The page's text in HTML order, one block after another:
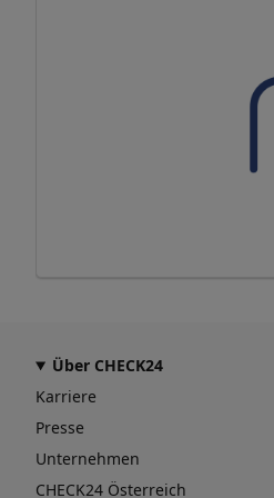
Über CHECK24
Karriere
Presse
Unternehmen
CHECK24 Österreich